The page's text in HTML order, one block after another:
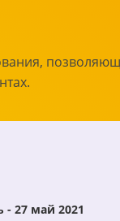
- 27 май 2021